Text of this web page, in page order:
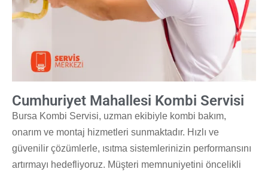
Cumhuriyet Mahallesi Kombi Servisi
Bursa Kombi Servisi, uzman ekibiyle kombi bakım,
onarım ve montaj hizmetleri sunmaktadır. Hızlı ve
güvenilir çözümlerle, ısıtma sistemlerinizin performansını
artırmayı hedefliyoruz. Müşteri memnuniyetini öncelikli